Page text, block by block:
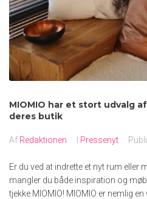
MIOMIO har et stort udvalg
deres butik
Af Redaktionen I Pressenyt
Er du ved at indrette et nyt rum eller
mangler du både inspiration og
tjekke MIOMIO! MIOMIO er nemlig